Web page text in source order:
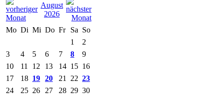
August
2026
Mo Di Mi Do Fr Sa So
1
2
3
4 5 6 7 8
9
10
11 12 13 14 15 16
17
18 19 20 21 22 23
24
25 26 27 28 29 30